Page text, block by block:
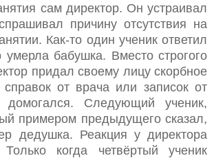
сам директор. Он устраивал
причину отсутствия на
Как-то один ученик ответил
умерла бабушка. Вместо строгого
придал своему лицу скорбное
от врача или записок от
домогался. Следующий ученик,
примером предыдущего сказал,
дедушка. Реакция у директора
когда четвёртый ученик